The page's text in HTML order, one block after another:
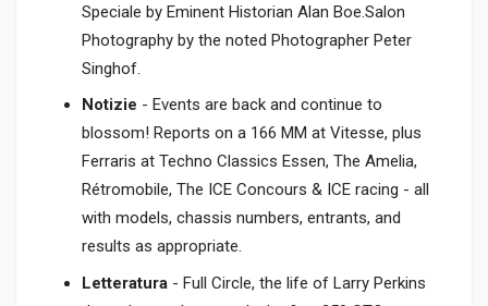
Speciale by Eminent Historian Alan Boe.Salon
Photography by the noted Photographer Peter
Singhof.
Notizie - Events are back and continue to
blossom! Reports on a 166 MM at Vitesse, plus
Ferraris at Techno Classics Essen, The Amelia,
Rétromobile, The ICE Concours & ICE racing - all
with models, chassis numbers, entrants, and
results as appropriate.
Letteratura - Full Circle, the life of Larry Perkins